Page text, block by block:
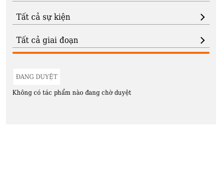
ĐANG DUYỆT
Không có tác phẩm nào đang chờ duyệt